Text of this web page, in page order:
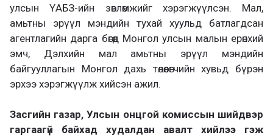
улсын ҮАБЗ-ийн зөвлөмжийг хэрэгжүүлсэн. Мал,
амьтны эрүүл мэндийн тухай хуульд батлагдсан
агентлагийн дарга бөгөөд Монгол улсын малын ерөнхий
эмч, Дэлхийн мал амьтны эрүүл мэндийн
байгууллагын Монгол дахь төлөөлөгчийн хувьд бүрэн
эрхээ хэрэгжүүлж хийсэн ажил.
Засгийн газар, Улсын онцгой комиссын шийдвэр
гаргаагүй байхад худалдан авалт хийлээ гэж